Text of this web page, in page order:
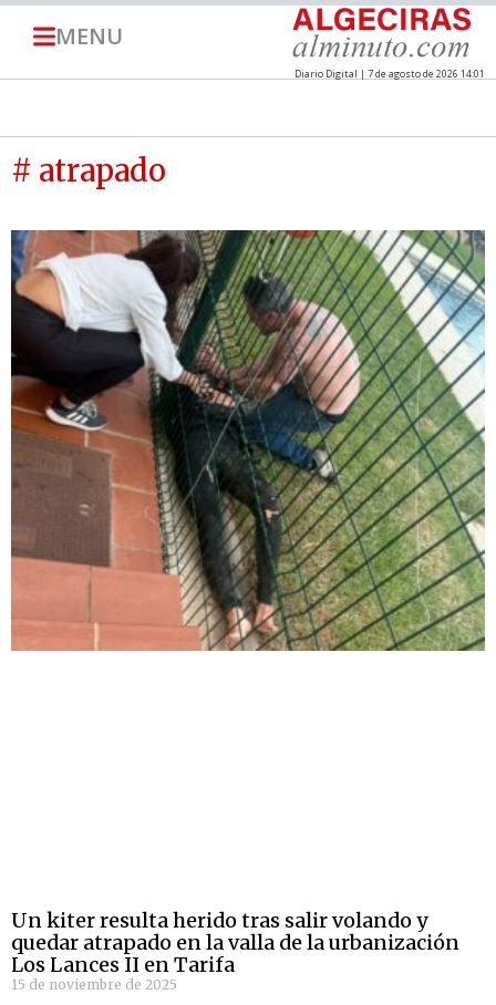
MENU
Diario Digital | 7 de agosto de 2026 14:01
# atrapado
Un kiter resulta herido tras salir volando y
quedar atrapado en la valla de la urbanización
Los Lances II en Tarifa
15 de noviembre de 2025